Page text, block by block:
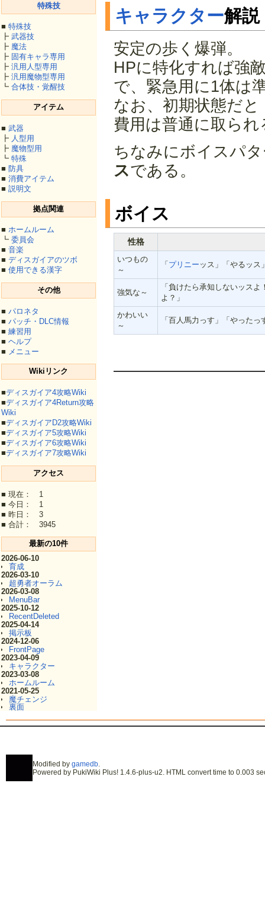
特殊技
■ 特殊技
┣ 武器技
┣ 魔法
┣ 固有キャラ専用
┣ 汎用人型専用
┣ 汎用魔物型専用
┗ 合体技・覚醒技
アイテム
■ 武器
┣ 人型用
┣ 魔物型用
┗ 特殊
■ 防具
■ 消費アイテム
■ 説明文
拠点関連
■ ホームルーム
┗ 委員会
■ 音楽
■ ディスガイアのツボ
■ 使用できる漢字
その他
■ パロネタ
■ パッチ・DLC情報
■ 練習用
■ ヘルプ
■ メニュー
Wikiリンク
■ディスガイア4攻略Wiki
■ディスガイア4Return攻略
Wiki
■ディスガイアD2攻略Wiki
■ディスガイア5攻略Wiki
■ディスガイア6攻略Wiki
■ディスガイア7攻略Wiki
アクセス
■ 現在： 1
■ 今日： 1
■ 昨日： 3
■ 合計： 3945
最新の10件
2026-06-10
育成
2026-03-10
超勇者オーラム
2026-03-08
MenuBar
2025-10-12
RecentDeleted
2025-04-14
掲示板
2024-12-06
FrontPage
2023-04-09
キャラクター
2023-03-08
ホームルーム
2021-05-25
魔チェンジ
裏面
キャラクター解説
安定の歩く爆弾。
HPに特化すれば強
で、緊急用に1体は
なお、初期状態だ
費用は普通に取ら
ちなみにボイスパ
スである。
ボイス
性格
いつもの
～
「 プリニー ッス」「やるッス
強気な～
「負けたら承知しないッス
よ？」
かわいい
～
「百人馬力っす」「やった
Modified by gamedb.
Powered by PukiWiki Plus! 1.4.6-plus-u2. HTML convert time to 0.003